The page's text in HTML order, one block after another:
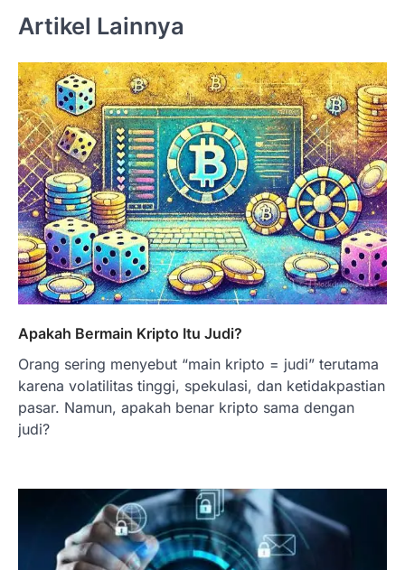
Artikel Lainnya
Apakah Bermain Kripto Itu Judi?
Orang sering menyebut “main kripto = judi” terutama
karena volatilitas tinggi, spekulasi, dan ketidakpastian
pasar. Namun, apakah benar kripto sama dengan
judi?